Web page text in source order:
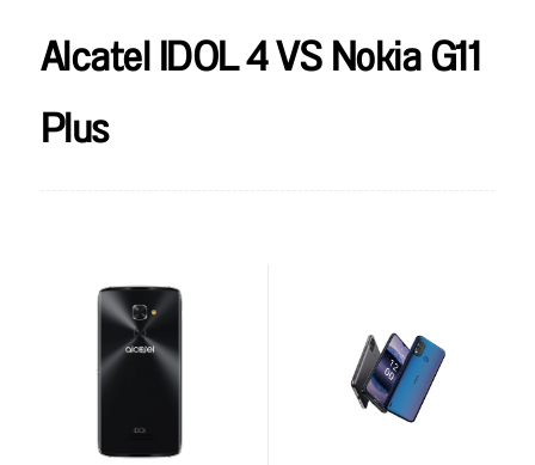
Alcatel IDOL 4 VS Nokia G11
Plus